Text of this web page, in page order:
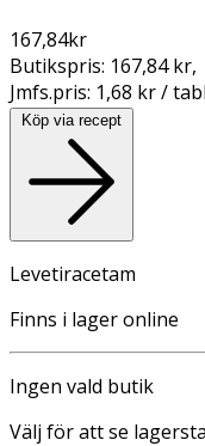
167,84kr
Butikspris: 167,84 kr,
Jmfs.pris: 1,68 kr /
Köp via recept
Levetiracetam
Finns i lager online
Ingen vald butik
Välj för att se